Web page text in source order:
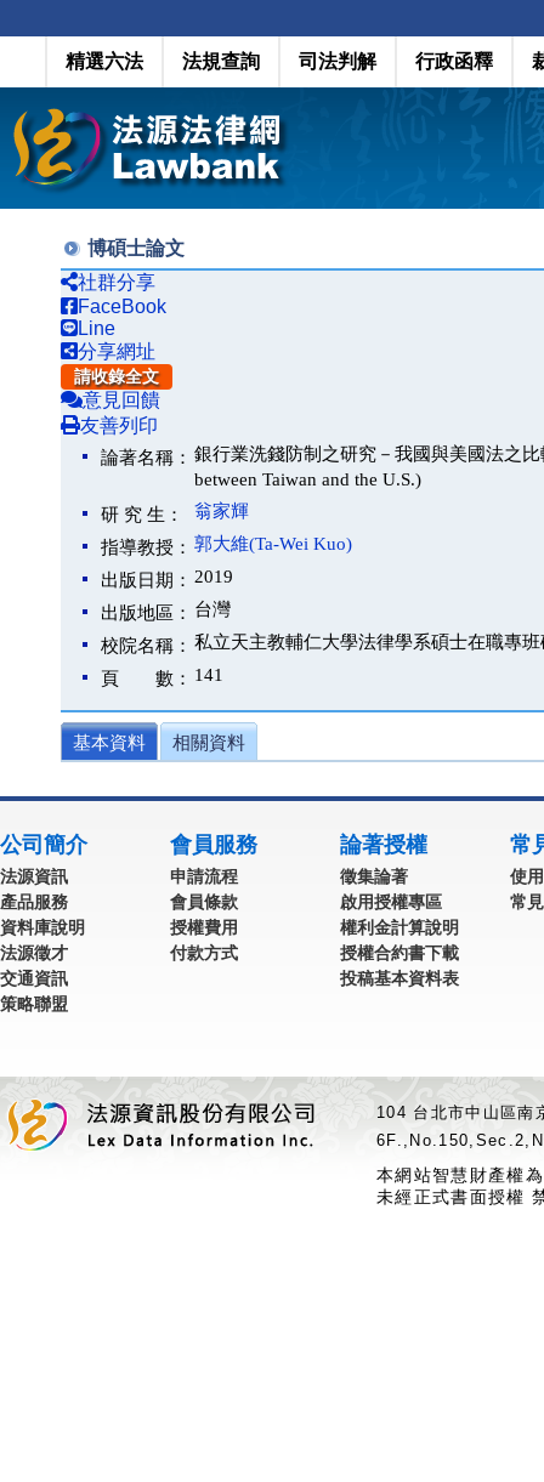
精選六法 法規查詢 司法判解 行政函釋
博碩士論文
社群分享
FaceBook
Line
分享網址
請收錄全文
意見回饋
友善列印
論著名稱： 銀行業洗錢防制之研究－我國與美國法之
between Taiwan and the U.S.)
研 究 生：
翁家輝
指導教授： 郭大維(Ta-Wei Kuo)
出版日期： 2019
出版地區： 台灣
校院名稱： 私立天主教輔仁大學法律學系碩士在職專班
頁 數： 141
基本資料 相關資料
公司簡介
法源資訊
產品服務
資料庫說明
法源徵才
交通資訊
策略聯盟
會員服務
申請流程
會員條款
授權費用
付款方式
論著授權
徵集論著
啟用授權專區
權利金計算說明
授權合約書下載
投稿基本資料表
常
使
常
104 台北市中山區
本網站智慧財產權
未經正式書面授權